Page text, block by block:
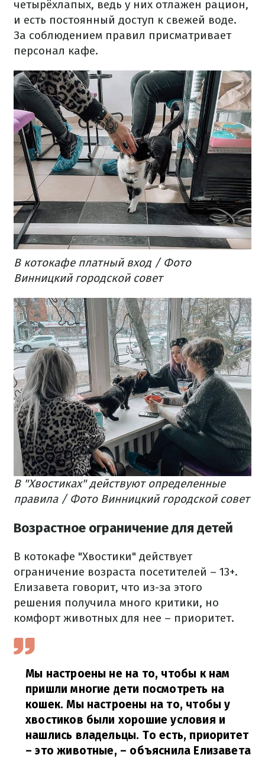
четырёхлапых, ведь у них отлажен рацион,
и есть постоянный доступ к свежей воде.
За соблюдением правил присматривает
персонал кафе.
В котокафе платный вход / Фото
Винницкий городской совет
В "Хвостиках" действуют определенные
правила / Фото Винницкий городской совет
Возрастное ограничение для детей
В котокафе "Хвостики" действует
ограничение возраста посетителей – 13+.
Елизавета говорит, что из-за этого
решения получила много критики, но
комфорт животных для нее – приоритет.
Мы настроены не на то, чтобы к нам
пришли многие дети посмотреть на
кошек. Мы настроены на то, чтобы у
хвостиков были хорошие условия и
нашлись владельцы. То есть, приоритет
– это животные, – объяснила Елизавета